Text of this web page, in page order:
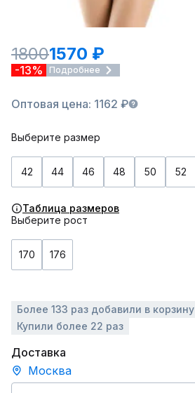
18001570 ₽
-13% Подробнее
Оптовая цена: 1162 ₽
Выберите размер
42 44 46 48 50 52
Таблица размеров
Выберите рост
170 176
Более 133 раз добавили в корзину
Купили более 22 раз
Доставка
Москва